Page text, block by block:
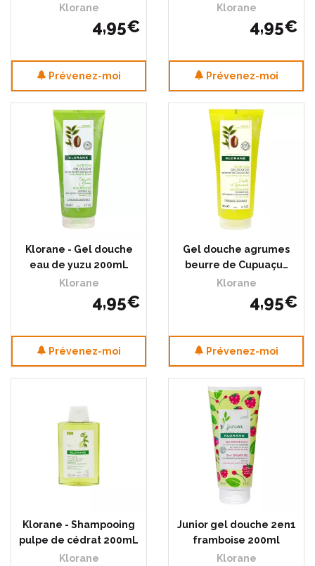
Klorane
4,95€
Prévenez-moi
Klorane
4,95€
Prévenez-moi
Klorane - Gel douche
eau de yuzu 200mL
Klorane
4,95€
Prévenez-moi
Gel douche agrumes
beurre de Cupuaçu…
Klorane
4,95€
Prévenez-moi
Klorane - Shampooing
pulpe de cédrat 200mL
Klorane
Junior gel douche 2en1
framboise 200ml
Klorane